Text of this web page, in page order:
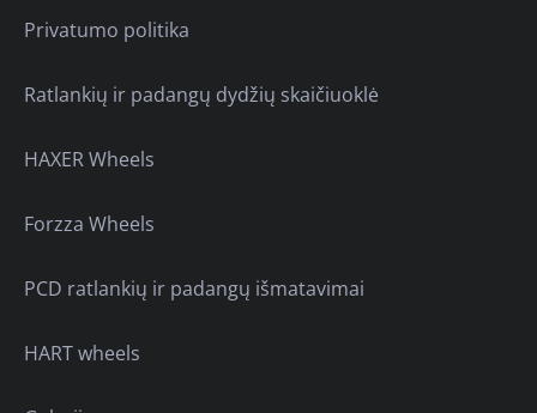
Privatumo politika
Ratlankių ir padangų dydžių skaičiuoklė
HAXER Wheels
Forzza Wheels
PCD ratlankių ir padangų išmatavimai
HART wheels